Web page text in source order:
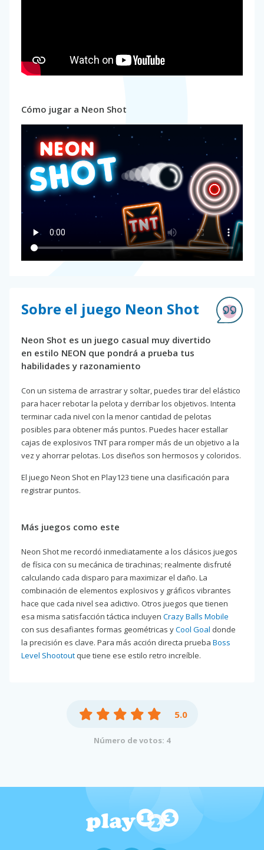
Cómo jugar a Neon Shot
Sobre el juego Neon Shot
Neon Shot es un juego casual muy divertido
en estilo NEON que pondrá a prueba tus
habilidades y razonamiento
Con un sistema de arrastrar y soltar, puedes tirar del elástico
para hacer rebotar la pelota y derribar los objetivos. Intenta
terminar cada nivel con la menor cantidad de pelotas
posibles para obtener más puntos. Puedes hacer estallar
cajas de explosivos TNT para romper más de un objetivo a la
vez y ahorrar pelotas. Los diseños son hermosos y coloridos.
El juego Neon Shot en Play123 tiene una clasificación para
registrar puntos.
Más juegos como este
Neon Shot me recordó inmediatamente a los clásicos juegos
de física con su mecánica de tirachinas; realmente disfruté
calculando cada disparo para maximizar el daño. La
combinación de elementos explosivos y gráficos vibrantes
hace que cada nivel sea adictivo. Otros juegos que tienen
esa misma satisfacción táctica incluyen Crazy Balls Mobile
con sus desafiantes formas geométricas yCool Goal donde
la precisión es clave. Para más acción directa prueba Boss
Level Shootout que tiene ese estilo retro increíble.
5.0
Número de votos: 4